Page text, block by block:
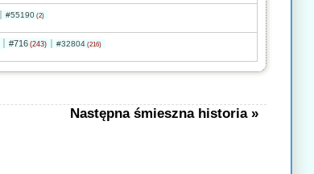
#55190 (2)
#716 (243) #32804 (216)
Następna śmieszna historia »